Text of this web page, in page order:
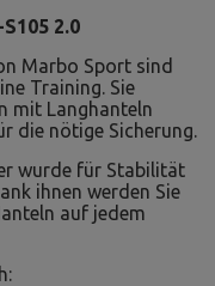
2.0
Marbo Sport sind
Training. Sie
mit Langhanteln
die nötige Sicherung.
wurde für Stabilität
ihnen werden Sie
auf jedem